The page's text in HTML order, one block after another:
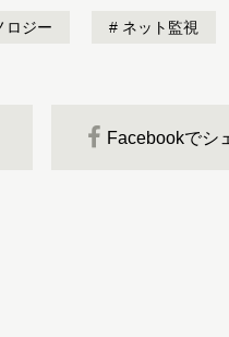
ロジー ネット監視
Facebookでシ